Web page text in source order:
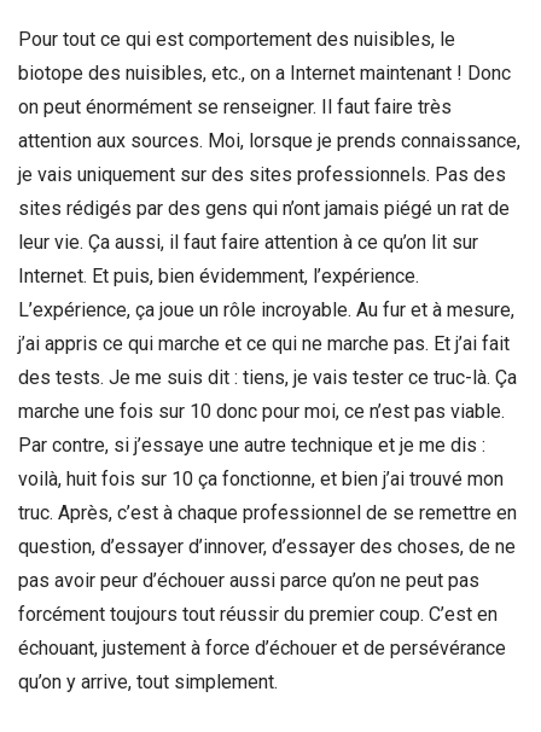
Pour tout ce qui est comportement des nuisibles, le
biotope des nuisibles, etc., on a Internet maintenant ! Donc
on peut énormément se renseigner. Il faut faire très
attention aux sources. Moi, lorsque je prends connaissance,
je vais uniquement sur des sites professionnels. Pas des
sites rédigés par des gens qui n’ont jamais piégé un rat de
leur vie. Ça aussi, il faut faire attention à ce qu’on lit sur
Internet. Et puis, bien évidemment, l’expérience.
L’expérience, ça joue un rôle incroyable. Au fur et à mesure,
j’ai appris ce qui marche et ce qui ne marche pas. Et j’ai fait
des tests. Je me suis dit : tiens, je vais tester ce truc-là. Ça
marche une fois sur 10 donc pour moi, ce n’est pas viable.
Par contre, si j’essaye une autre technique et je me dis :
voilà, huit fois sur 10 ça fonctionne, et bien j’ai trouvé mon
truc. Après, c’est à chaque professionnel de se remettre en
question, d’essayer d’innover, d’essayer des choses, de ne
pas avoir peur d’échouer aussi parce qu’on ne peut pas
forcément toujours tout réussir du premier coup. C’est en
échouant, justement à force d’échouer et de persévérance
qu’on y arrive, tout simplement.